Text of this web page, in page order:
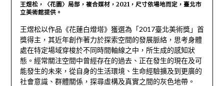
王煜松，〈花園〉局部，複合媒材，2021，尺寸依場地而定，臺北市
立美術館提供。
王煜松以作品《花蓮白燈塔》獲選為「2017臺北美術獎」首
獎得主，其近年創作著力於探索空間的發展脈絡，思考身體
處在特定場域穿梭於不同時間軸線之中，所生成的感知狀
態。經常關注空間中曾經存在的過去、正在發生的現在及可
能發生的未來，從自身的生活環境、生命經驗擴及到更廣的
社會意識、群體關係，探尋虛構及真實之間的灰色地帶。